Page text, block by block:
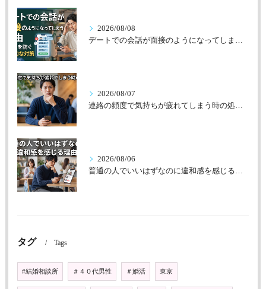
2026/08/08
デートでの会話が面接のようになってしまう理由
2026/08/07
連絡の頻度で気持ちが疲れてしまう時の処方箋
2026/08/06
普通の人でいいはずなのに違和感を感じる理由
タグ Tags
#結婚相談所 ＃４０代男性 ＃婚活 東京